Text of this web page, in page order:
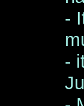
-
-